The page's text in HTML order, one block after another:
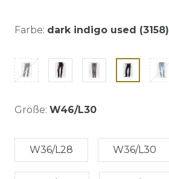
Farbe: dark indigo used (3158)
Größe: W46/L30
W36/L28 W36/L30